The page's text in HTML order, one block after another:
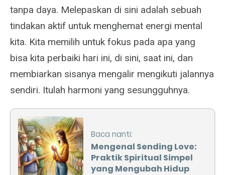
tanpa daya. Melepaskan di sini adalah sebuah
tindakan aktif untuk menghemat energi mental
kita. Kita memilih untuk fokus pada apa yang
bisa kita perbaiki hari ini, di sini, saat ini, dan
membiarkan sisanya mengalir mengikuti jalannya
sendiri. Itulah harmoni yang sesungguhnya.
Baca nanti:
Mengenal Sending Love:
Praktik Spiritual Simpel
yang Mengubah Hidup